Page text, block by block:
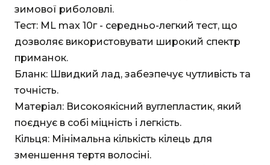
зимової риболовлі.
Тест: ML max 10г - середньо-легкий тест, що
дозволяє використовувати широкий спектр
приманок.
Бланк: Швидкий лад, забезпечує чутливість та
точність.
Матеріал: Високоякісний вуглепластик, який
поєднує в собі міцність і легкість.
Кільця: Мінімальна кількість кілець для
зменшення тертя волосіні.